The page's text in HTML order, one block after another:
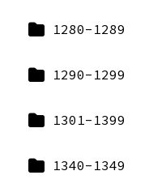
1280-1289
1290-1299
1301-1399
1340-1349